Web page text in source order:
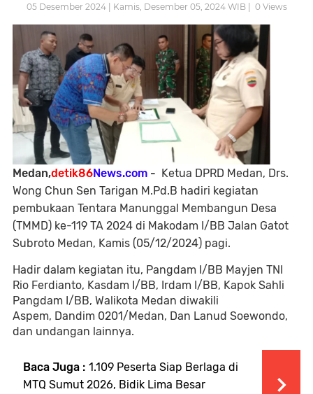
05 Desember 2024 | Kamis, Desember 05, 2024 WIB | 0Views
Medan,detik86News.com - Ketua DPRD Medan, Drs.
Wong Chun Sen Tarigan M.Pd.B hadiri kegiatan
pembukaan Tentara Manunggal Membangun Desa
(TMMD) ke-119 TA 2024 di Makodam I/BB Jalan Gatot
Subroto Medan, Kamis (05/12/2024) pagi.
Hadir dalam kegiatan itu, Pangdam I/BB Mayjen TNI
Rio Ferdianto, Kasdam I/BB, Irdam I/BB, Kapok Sahli
Pangdam I/BB, Walikota Medan diwakili
Aspem, Dandim 0201/Medan, Dan Lanud Soewondo,
dan undangan lainnya.
Baca Juga : 1.109 Peserta Siap Berlaga di
MTQ Sumut 2026, Bidik Lima Besar